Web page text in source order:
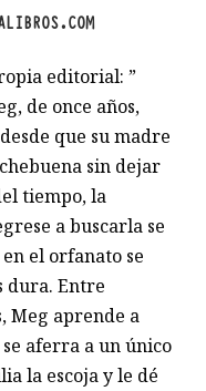
editorial: ”
de once años,
que su madre
sin dejar
tiempo, la
a buscarla se
el orfanato se
dura. Entre
Meg aprende a
aferra a un único
la escoja y le dé